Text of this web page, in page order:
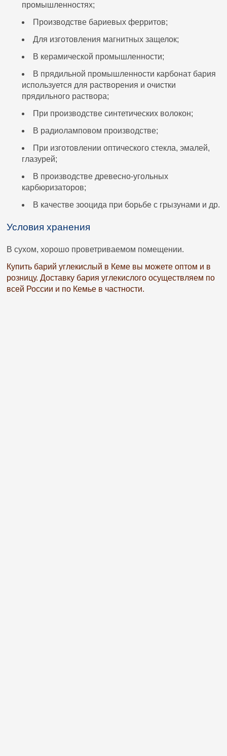
промышленностях;
Производстве бариевых ферритов;
Для изготовления магнитных защелок;
В керамической промышленности;
В прядильной промышленности карбонат бария
используется для растворения и очистки
прядильного раствора;
При производстве синтетических волокон;
В радиоламповом производстве;
При изготовлении оптического стекла, эмалей,
глазурей;
В производстве древесно-угольных
карбюризаторов;
В качестве зооцида при борьбе с грызунами и др.
Условия хранения
В сухом, хорошо проветриваемом помещении.
Купить барий углекислый в Кеме вы можете оптом и в
розницу. Доставку бария углекислого осуществляем по
всей России и по Кемье в частности.